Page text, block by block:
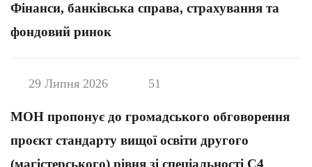
Фінанси, банківська справа, страхування та
фондовий ринок
29 Липня 2026 51
МОН пропонує до громадського обговорення
проєкт стандарту вищої освіти другого
(магістерського) рівня зі спеціальності С4